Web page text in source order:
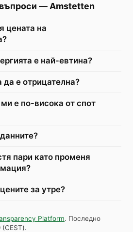
— Amstetten
цената на
е най-евтина?
е отрицателна?
е по-висока от спот
пари като променя
за утре?
Platform. Последно
(CEST).